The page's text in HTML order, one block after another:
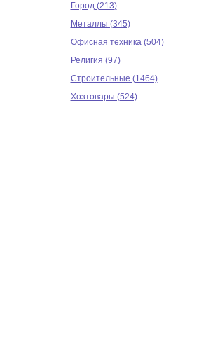
Город (213)
Металлы (345)
Офисная техника (504)
Религия (97)
Строительные (1464)
Хозтовары (524)